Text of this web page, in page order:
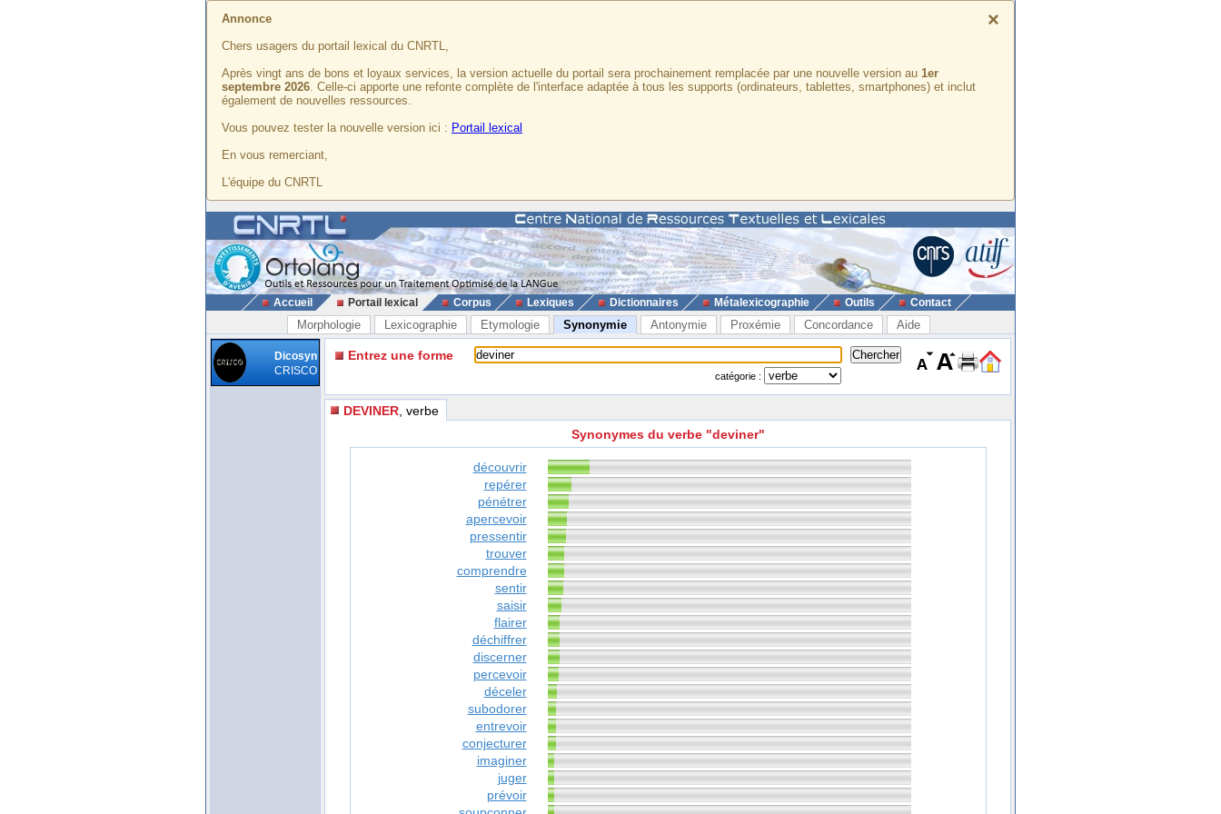
×
Annonce
Chers usagers du portail lexical du CNRTL,
Après vingt ans de bons et loyaux services, la version actuelle du portail sera prochainement remplacée par une nouvelle version au 1er
septembre 2026. Celle-ci apporte une refonte complète de l'interface adaptée à tous les supports (ordinateurs, tablettes, smartphones) et inclut
également de nouvelles ressources.
Vous pouvez tester la nouvelle version ici : Portail lexical
En vous remerciant,
L'équipe du CNRTL
Accueil Portail lexical Corpus Lexiques Dictionnaires Métalexicographie Outils Contact
Morphologie Lexicographie Etymologie Synonymie Antonymie Proxémie Concordance Aide
Dicosyn
CRISCO
Entrez une forme
catégorie :
DEVINER , verbe
Synonymes du verbe "deviner"
découvrir
repérer
pénétrer
apercevoir
pressentir
trouver
comprendre
sentir
saisir
flairer
déchiffrer
discerner
percevoir
déceler
subodorer
entrevoir
conjecturer
imaginer
juger
prévoir